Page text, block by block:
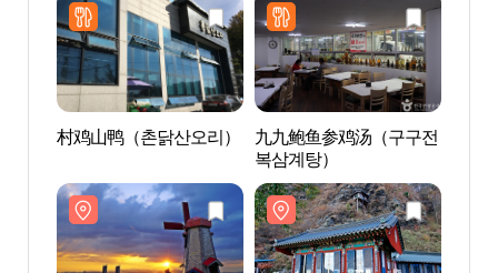
村鸡山鸭（촌닭산오리）
九九鲍鱼参鸡汤（구구전
복삼계탕）